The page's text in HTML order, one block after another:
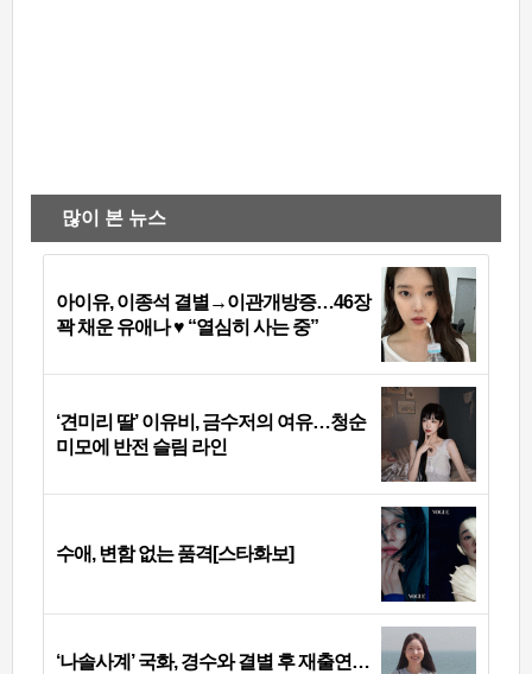
많이 본 뉴스
아이유, 이종석 결별→이관개방증…46장
꽉 채운 유애나 ♥ “열심히 사는 중”
‘견미리 딸’ 이유비, 금수저의 여유…청순
미모에 반전 슬림 라인
수애, 변함 없는 품격[스타화보]
‘나솔사계’ 국화, 경수와 결별 후 재출연…